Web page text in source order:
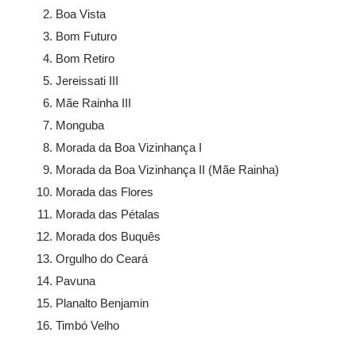
Boa Vista
Bom Futuro
Bom Retiro
Jereissati III
Mãe Rainha III
Monguba
Morada da Boa Vizinhança I
Morada da Boa Vizinhança II (Mãe Rainha)
Morada das Flores
Morada das Pétalas
Morada dos Buquês
Orgulho do Ceará
Pavuna
Planalto Benjamin
Timbó Velho